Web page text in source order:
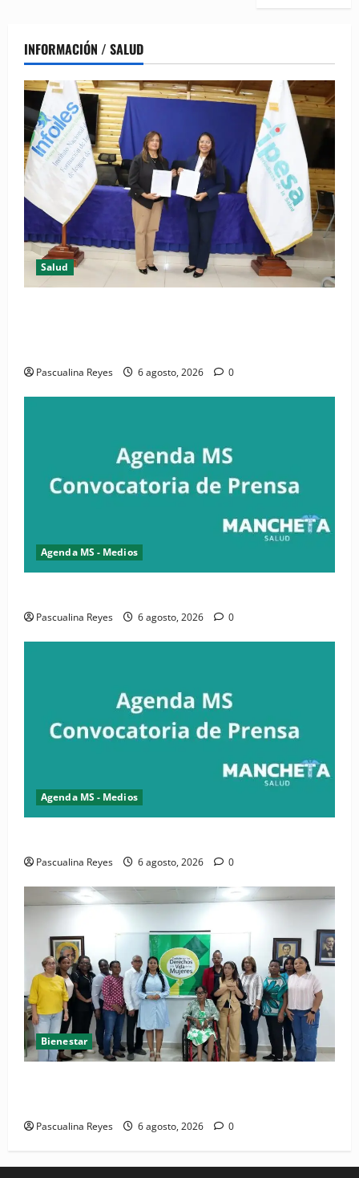
INFORMACIÓN / SALUD
Salud
Pascualina Reyes 6 agosto, 2026 0
Agenda MS - Medios
Pascualina Reyes 6 agosto, 2026 0
Agenda MS - Medios
Pascualina Reyes 6 agosto, 2026 0
Bienestar
Pascualina Reyes 6 agosto, 2026 0